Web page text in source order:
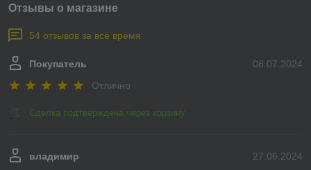
Отзывы о магазине
54 отзывов за всё время
08.07.2024
Покупатель
Отлично
Сделка подтверждена через корзину
27.06.2024
владимир